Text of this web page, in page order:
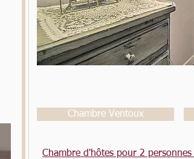
Chambre Ventoux
Chambre d'hôtes pour 2 personnes